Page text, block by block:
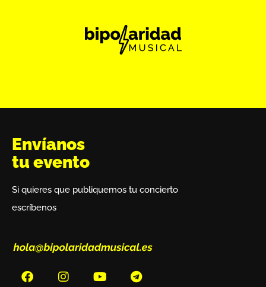
Envíanos
tu evento
Si quieres que publiquemos tu concierto
escríbenos